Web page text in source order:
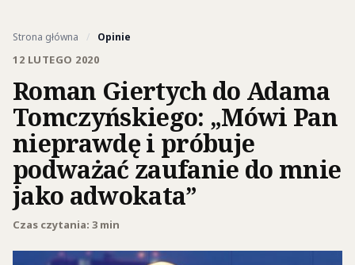
Strona główna / Opinie
12 LUTEGO 2020
Roman Giertych do Adama
Tomczyńskiego: „Mówi Pan
nieprawdę i próbuje
podważać zaufanie do mnie
jako adwokata”
Czas czytania: 3 min